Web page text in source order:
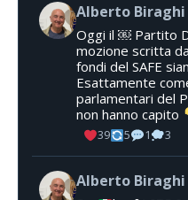
Alberto Biraghi
Oggi il ￼ Partito
mozione scritta
fondi del SAFE
Esattamente
parlamentari del
non hanno capito
39 5 1 3
Alberto Biraghi